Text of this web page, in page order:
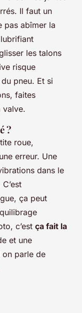
Il faut un
pas abîmer la
les talons
risque
pneu. Et si
faites
valve.
?
roue,
erreur. Une
dans le
ça peut
c’est ça fait la
et une
on parle de